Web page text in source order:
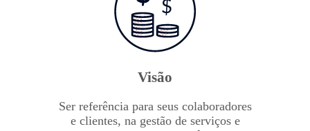
Visão
Ser referência para seus colaboradores
e clientes, na gestão de serviços e